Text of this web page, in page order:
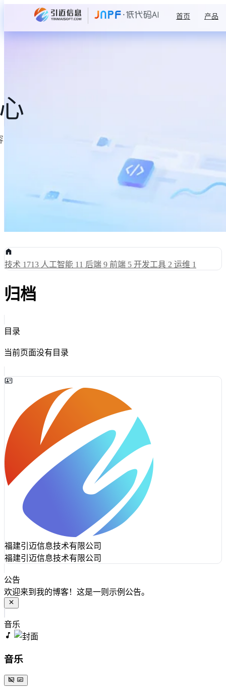
首页 产品
技术 1713 人工智能 11 后端 9 前端 5 开发工具 2 运维 1
归档
目录
当前页面没有目录
福建引迈信息技术有限公司
福建引迈信息技术有限公司
公告
欢迎来到我的博客！这是一则示例公告。
音乐
音乐